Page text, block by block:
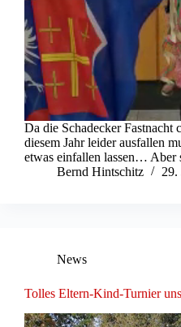
Da die Schadecker Fastnacht
diesem Jahr leider ausfallen
etwas einfallen lassen… Aber
Bernd Hintschitz
29.
News
Tolles Eltern-Kind-Turnier